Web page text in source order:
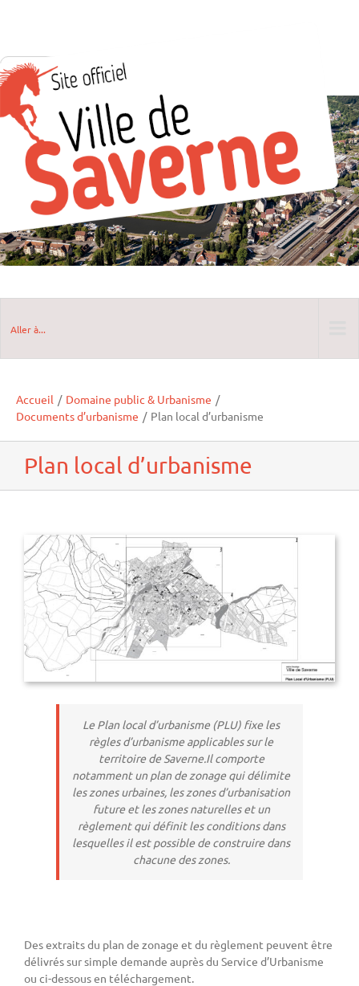
Aller à...
Accueil / Domaine public & Urbanisme /
Documents d’urbanisme / Plan local d’urbanisme
Plan local d’urbanisme
Le Plan local d’urbanisme (PLU) fixe les
règles d’urbanisme applicables sur le
territoire de Saverne.Il comporte
notamment un plan de zonage qui délimite
les zones urbaines, les zones d’urbanisation
future et les zones naturelles et un
règlement qui définit les conditions dans
lesquelles il est possible de construire dans
chacune des zones.
Des extraits du plan de zonage et du règlement peuvent être
délivrés sur simple demande auprès du Service d’Urbanisme
ou ci-dessous en téléchargement.